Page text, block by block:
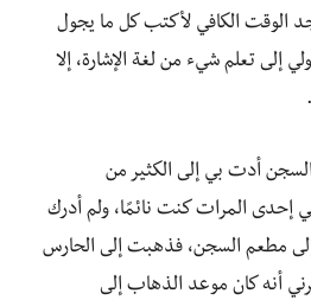
الوقت الكافي لأكتب كل ما يجول
إلى تعلم شيء من لغة الإشارة، إلا
أدت بي إلى الكثير من
إحدى المرات كنت نائمًا، ولم أدرك
مطعم السجن، فذهبت إلى الحارس
أنه كان موعد الذهاب إلى